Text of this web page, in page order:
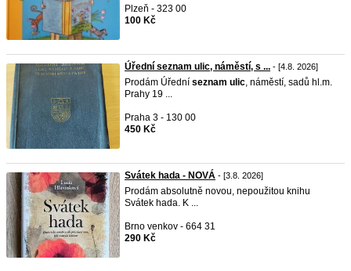
Plzeň - 323 00
100 Kč
Úřední seznam ulic, náměstí, s ... - [4.8. 2026]
Prodám Úřední seznam ulic, náměstí, sadů hl.m.
Prahy 19 ...
Praha 3 - 130 00
450 Kč
Svátek hada - NOVÁ - [3.8. 2026]
Prodám absolutně novou, nepoužitou knihu
Svátek hada. K ...
Brno venkov - 664 31
290 Kč